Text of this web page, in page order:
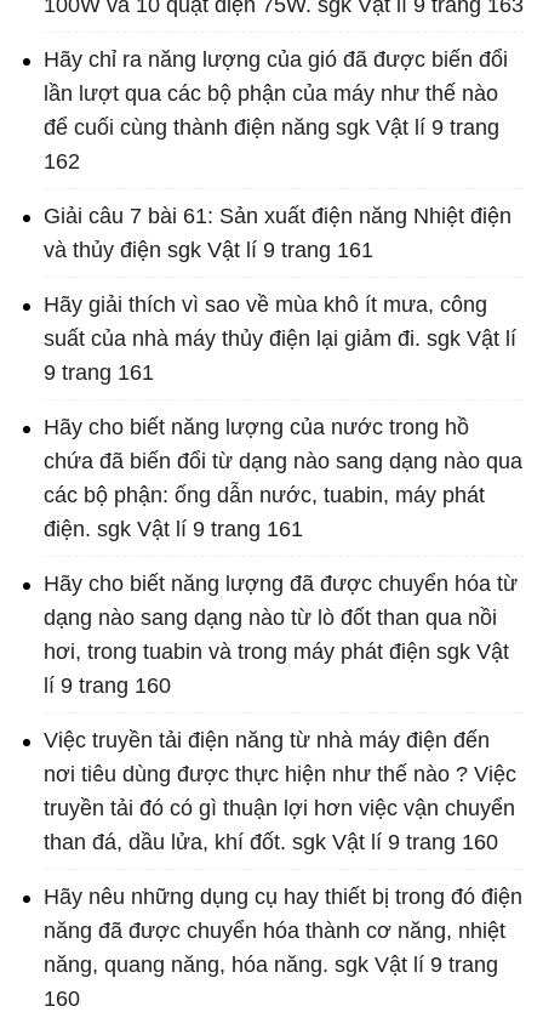
Hãy chỉ ra năng lượng của gió đã được biến đổi
lần lượt qua các bộ phận của máy như thế nào
để cuối cùng thành điện năng sgk Vật lí 9 trang
162
Giải câu 7 bài 61: Sản xuất điện năng Nhiệt điện
và thủy điện sgk Vật lí 9 trang 161
Hãy giải thích vì sao về mùa khô ít mưa, công
suất của nhà máy thủy điện lại giảm đi. sgk Vật lí
9 trang 161
Hãy cho biết năng lượng của nước trong hồ
chứa đã biến đổi từ dạng nào sang dạng nào qua
các bộ phận: ống dẫn nước, tuabin, máy phát
điện. sgk Vật lí 9 trang 161
Hãy cho biết năng lượng đã được chuyển hóa từ
dạng nào sang dạng nào từ lò đốt than qua nồi
hơi, trong tuabin và trong máy phát điện sgk Vật
lí 9 trang 160
Việc truyền tải điện năng từ nhà máy điện đến
nơi tiêu dùng được thực hiện như thế nào ? Việc
truyền tải đó có gì thuận lợi hơn việc vận chuyển
than đá, dầu lửa, khí đốt. sgk Vật lí 9 trang 160
Hãy nêu những dụng cụ hay thiết bị trong đó điện
năng đã được chuyển hóa thành cơ năng, nhiệt
năng, quang năng, hóa năng. sgk Vật lí 9 trang
160